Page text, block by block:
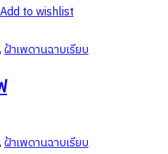
Add to wishlist
,ฝ้าเพดานฉาบเรียบ
,ฝ้าเพดานฉาบเรียบ